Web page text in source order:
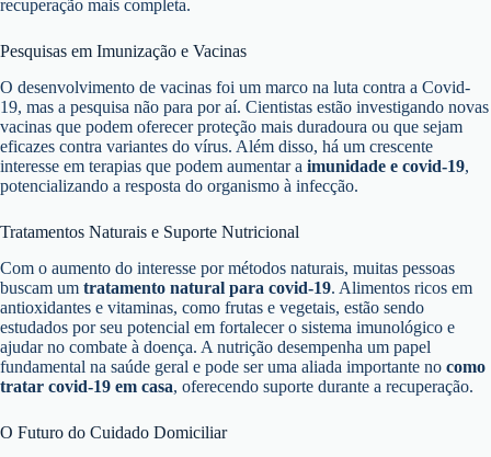
recuperação mais completa.
Pesquisas em Imunização e Vacinas
O desenvolvimento de vacinas foi um marco na luta contra a Covid-
19, mas a pesquisa não para por aí. Cientistas estão investigando novas
vacinas que podem oferecer proteção mais duradoura ou que sejam
eficazes contra variantes do vírus. Além disso, há um crescente
interesse em terapias que podem aumentar a imunidade e covid-19,
potencializando a resposta do organismo à infecção.
Tratamentos Naturais e Suporte Nutricional
Com o aumento do interesse por métodos naturais, muitas pessoas
buscam um tratamento natural para covid-19. Alimentos ricos em
antioxidantes e vitaminas, como frutas e vegetais, estão sendo
estudados por seu potencial em fortalecer o sistema imunológico e
ajudar no combate à doença. A nutrição desempenha um papel
fundamental na saúde geral e pode ser uma aliada importante no como
tratar covid-19 em casa, oferecendo suporte durante a recuperação.
O Futuro do Cuidado Domiciliar